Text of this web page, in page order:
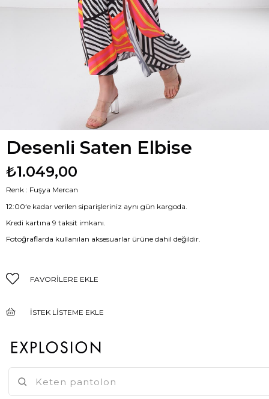
Desenli Saten Elbise
₺1.049,00
Renk : Fuşya Mercan
12:00‘e kadar verilen siparişleriniz aynı gün kargoda.
Kredi kartına 9 taksit imkanı.
Fotoğraflarda kullanılan aksesuarlar ürüne dahil değildir.
FAVORILERE EKLE
İSTEK LISTEME EKLE